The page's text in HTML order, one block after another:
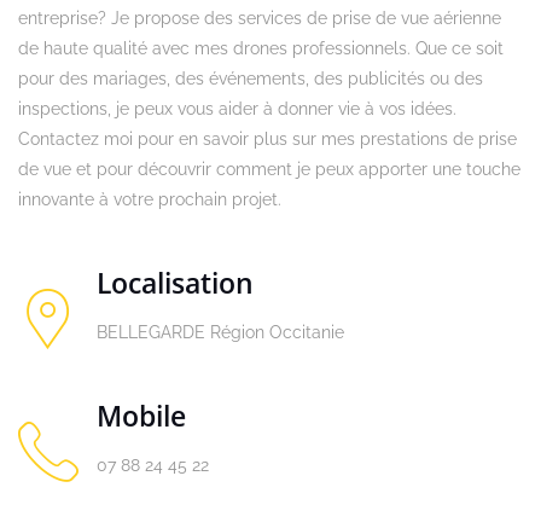
entreprise? Je propose des services de prise de vue aérienne
de haute qualité avec mes drones professionnels. Que ce soit
pour des mariages, des événements, des publicités ou des
inspections, je peux vous aider à donner vie à vos idées.
Contactez moi pour en savoir plus sur mes prestations de prise
de vue et pour découvrir comment je peux apporter une touche
innovante à votre prochain projet.
Localisation
BELLEGARDE Région Occitanie
Mobile
07 88 24 45 22